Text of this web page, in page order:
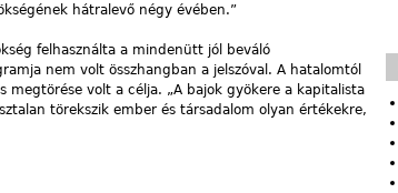
hátralevő négy évében.”
felhasználta a mindenütt jól beváló
nem volt összhangban a jelszóval. A hatalomtól
volt a célja. „A bajok gyökere a kapitalista
törekszik ember és társadalom olyan értékekre,